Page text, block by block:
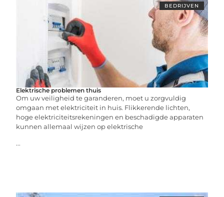
BEDRIJVEN
Elektrische problemen thuis
Om uw veiligheid te garanderen, moet u zorgvuldig
omgaan met elektriciteit in huis. Flikkerende lichten,
hoge elektriciteitsrekeningen en beschadigde apparaten
kunnen allemaal wijzen op elektrische
...